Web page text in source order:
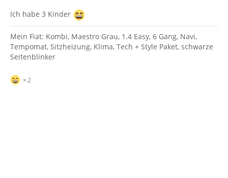
Ich habe 3 Kinder
Mein Fiat: Kombi, Maestro Grau, 1.4 Easy, 6 Gang, Navi,
Tempomat, Sitzheizung, Klima, Tech + Style Paket, schwarze
Seitenblinker
2